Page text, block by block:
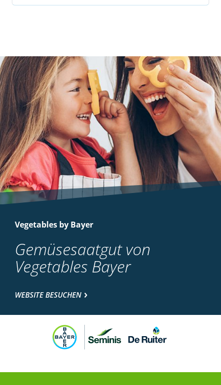
Vegetables by Bayer
Gemüsesaatgut von
Vegetables Bayer
WEBSITE BESUCHEN